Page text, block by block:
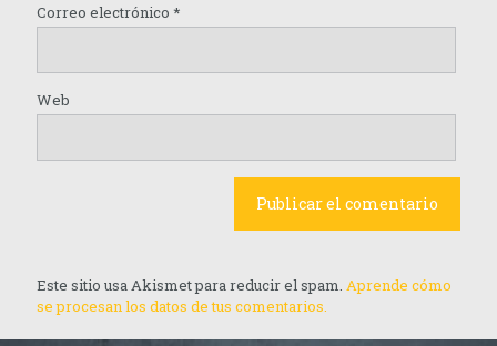
Correo electrónico *
Web
Este sitio usa Akismet para reducir el spam. Aprende cómo
se procesan los datos de tus comentarios.